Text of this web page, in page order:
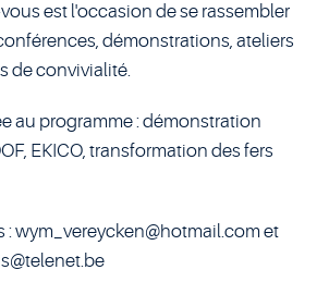
est l'occasion de se rassembler
démonstrations, ateliers
de convivialité.
au programme : démonstration
EKICO, transformation des fers
:wym_vereycken@hotmail.com et